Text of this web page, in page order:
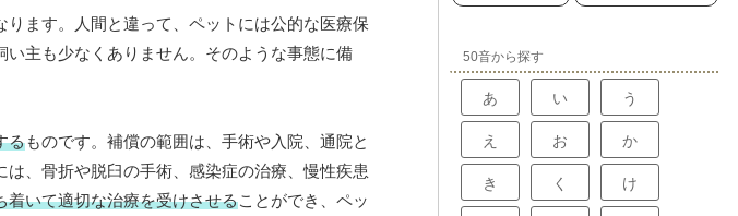
ります。人間と違って、ペットには公的な医療保
主も少なくありません。そのような事態に備
るものです。補償の範囲は、手術や入院、通院と
、骨折や脱臼の手術、感染症の治療、慢性疾患
着いて適切な治療を受けさせることができ、ペッ
50音から探す
あ い う
え お か
き く け